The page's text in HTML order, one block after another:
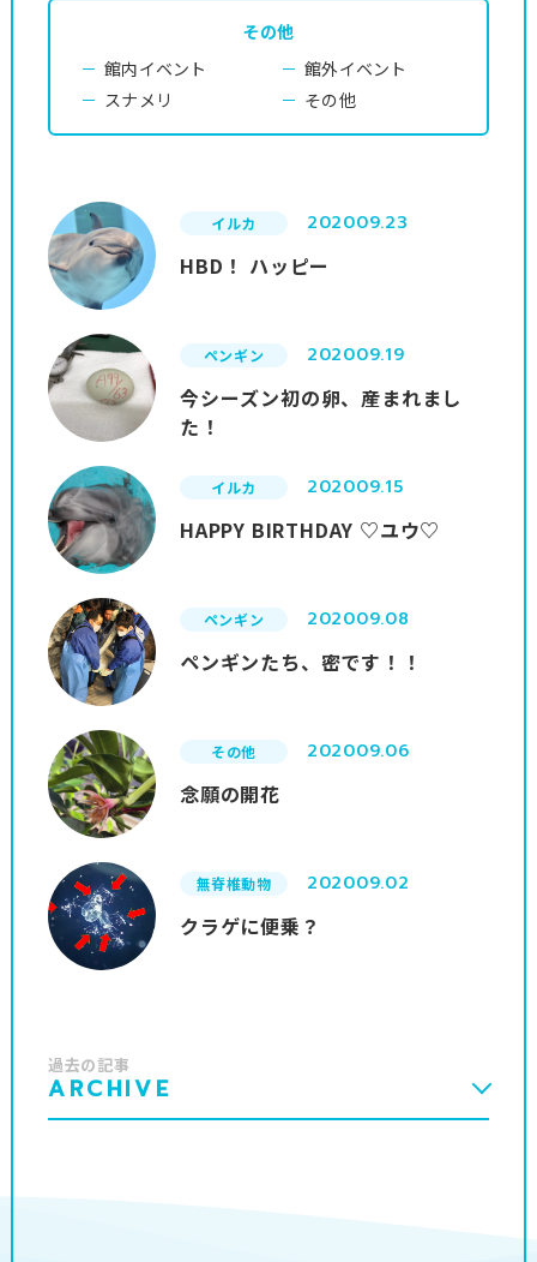
イルカ 202009.23
HBD！ ハッピー
ペンギン 202009.19
今シーズン初の卵、産まれまし
た！
イルカ 202009.15
HAPPY BIRTHDAY ♡ユウ♡
ペンギン 202009.08
ペンギンたち、密です！！
その他 202009.06
念願の開花
無脊椎動物 202009.02
クラゲに便乗？
その他
館内イベント
館外イベント
スナメリ
その他
過去の記事
ARCHIVE